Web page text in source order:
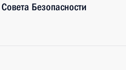
Безопасности